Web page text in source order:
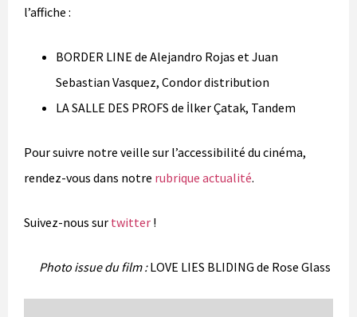
l’affiche :
BORDER LINE de Alejandro Rojas et Juan
Sebastian Vasquez, Condor distribution
LA SALLE DES PROFS de İlker Çatak, Tandem
Pour suivre notre veille sur l’accessibilité du cinéma,
rendez-vous dans notre rubrique actualité.
Suivez-nous sur twitter !
Photo issue du film :LOVE LIES BLIDING de Rose Glass